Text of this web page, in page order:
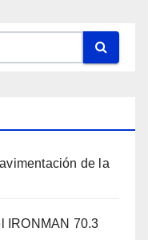
de la
IRONMAN 70.3